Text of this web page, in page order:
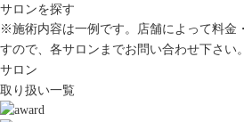
サロンを探す
※施術内容は一例です。店舗によって料金
すので、各サロンまでお問い合わせ下さい。
サロン
取り扱い一覧